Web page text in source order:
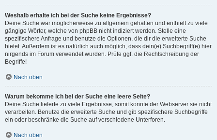
Weshalb erhalte ich bei der Suche keine Ergebnisse?
Deine Suche war möglicherweise zu allgemein gehalten und enthielt zu viele
gängige Wörter, welche von phpBB nicht indiziert werden. Stelle eine
spezifischere Anfrage und benutze die Optionen, die dir die erweiterte Suche
bietet. Außerdem ist es natürlich auch möglich, dass dein(e) Suchbegriff(e) hier
nirgends im Forum verwendet wurden. Prüfe ggf. die Rechtschreibung der
Begriffe!
Nach oben
Warum bekomme ich bei der Suche eine leere Seite?
Deine Suche lieferte zu viele Ergebnisse, somit konnte der Webserver sie nicht
verarbeiten. Benutze die erweiterte Suche und gib spezifischere Suchbegriffe
ein oder beschränke die Suche auf verschiedene Unterforen.
Nach oben